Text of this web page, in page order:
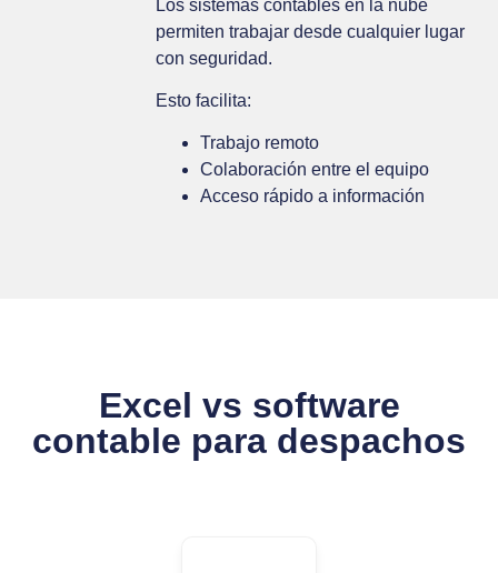
Los sistemas contables en la nube
permiten trabajar desde cualquier lugar
con seguridad.
Esto facilita:
Trabajo remoto
Colaboración entre el equipo
Acceso rápido a información
Excel vs software
contable para despachos